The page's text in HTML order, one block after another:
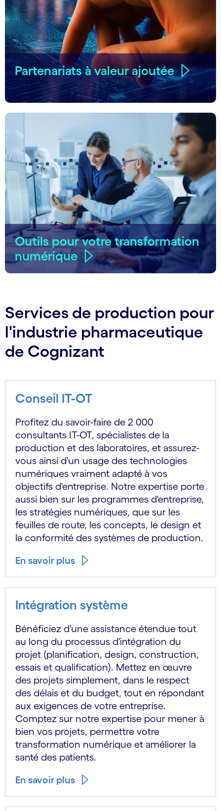
Partenariats à valeur ajoutée
Outils pour votre transformation
numérique
Services de production pour
l'industrie pharmaceutique
de Cognizant
Conseil IT-OT
Profitez du savoir-faire de 2 000
consultants IT-OT, spécialistes de la
production et des laboratoires, et assurez-
vous ainsi d'un usage des technologies
numériques vraiment adapté à vos
objectifs d'entreprise. Notre expertise porte
aussi bien sur les programmes d'entreprise,
les stratégies numériques, que sur les
feuilles de route, les concepts, le design et
la conformité des systèmes de production.
En savoir plus
Intégration système
Bénéficiez d'une assistance étendue tout
au long du processus d'intégration du
projet (planification, design, construction,
essais et qualification). Mettez en œuvre
des projets simplement, dans le respect
des délais et du budget, tout en répondant
aux exigences de votre entreprise.
Comptez sur notre expertise pour mener à
bien vos projets, permettre votre
transformation numérique et améliorer la
santé des patients.
En savoir plus